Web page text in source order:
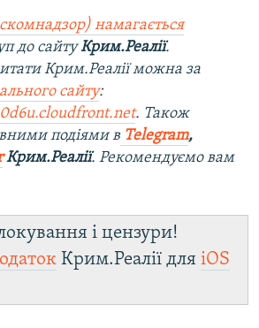
намагається
до сайтуКрим.Реалії.
Крим.Реалії можна за
сайту:
. Також
подіями в Telegram,
Крим.Реалії. Рекомендуємо вам
і цензури!
Крим.Реалії для iOS